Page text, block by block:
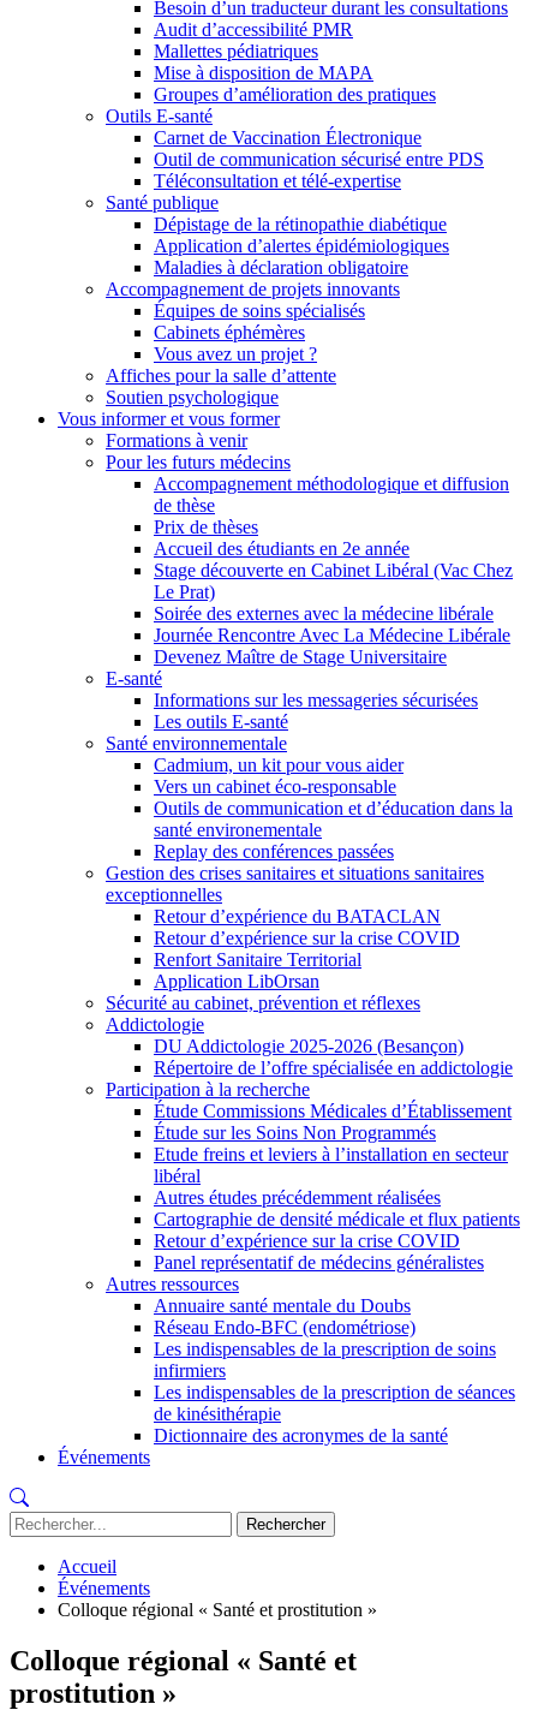
Besoin d’un traducteur durant les consultations
Audit d’accessibilité PMR
Mallettes pédiatriques
Mise à disposition de MAPA
Groupes d’amélioration des pratiques
Outils E-santé
Carnet de Vaccination Électronique
Outil de communication sécurisé entre PDS
Téléconsultation et télé-expertise
Santé publique
Dépistage de la rétinopathie diabétique
Application d’alertes épidémiologiques
Maladies à déclaration obligatoire
Accompagnement de projets innovants
Équipes de soins spécialisés
Cabinets éphémères
Vous avez un projet ?
Affiches pour la salle d’attente
Soutien psychologique
Vous informer et vous former
Formations à venir
Pour les futurs médecins
Accompagnement méthodologique et diffusion
de thèse
Prix de thèses
Accueil des étudiants en 2e année
Stage découverte en Cabinet Libéral (Vac Chez
Le Prat)
Soirée des externes avec la médecine libérale
Journée Rencontre Avec La Médecine Libérale
Devenez Maître de Stage Universitaire
E-santé
Informations sur les messageries sécurisées
Les outils E-santé
Santé environnementale
Cadmium, un kit pour vous aider
Vers un cabinet éco-responsable
Outils de communication et d’éducation dans la
santé environementale
Replay des conférences passées
Gestion des crises sanitaires et situations sanitaires
exceptionnelles
Retour d’expérience du BATACLAN
Retour d’expérience sur la crise COVID
Renfort Sanitaire Territorial
Application LibOrsan
Sécurité au cabinet, prévention et réflexes
Addictologie
DU Addictologie 2025-2026 (Besançon)
Répertoire de l’offre spécialisée en addictologie
Participation à la recherche
Étude Commissions Médicales d’Établissement
Étude sur les Soins Non Programmés
Etude freins et leviers à l’installation en secteur
libéral
Autres études précédemment réalisées
Cartographie de densité médicale et flux patients
Retour d’expérience sur la crise COVID
Panel représentatif de médecins généralistes
Autres ressources
Annuaire santé mentale du Doubs
Réseau Endo-BFC (endométriose)
Les indispensables de la prescription de soins
infirmiers
Les indispensables de la prescription de séances
de kinésithérapie
Dictionnaire des acronymes de la santé
Événements
Recherche
:
Accueil
Événements
Colloque régional « Santé et prostitution »
Colloque régional « Santé et
prostitution »